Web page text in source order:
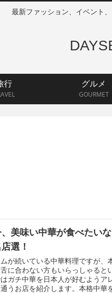
最新ファッション、イベント
行
グルメ
GOURMET
美味い中華が食べたい
選！
が続いている中華料理ですが、
に合わない方もいらっしゃると
ガチ中華を日本人が好むようア
うお店を紹介します。本格中華